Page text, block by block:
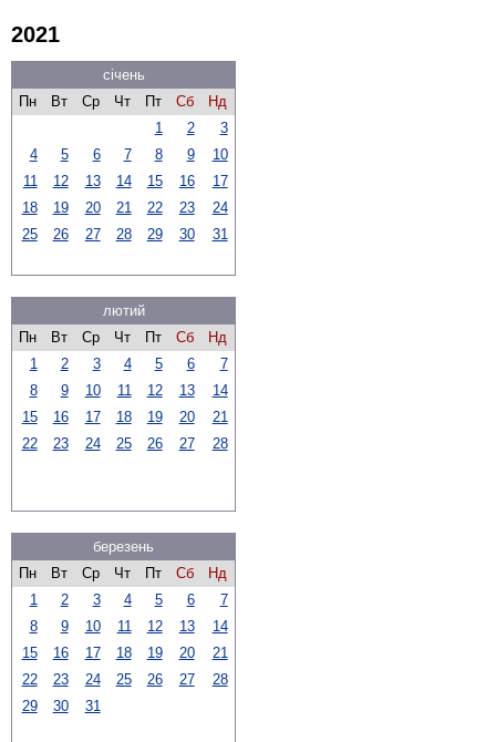
2021
січень
Пн
Вт Ср Чт Пт Сб
Нд
1
2
3
4
5 6 7 8 9
10
11
12 13 14 15 16
17
18
19 20 21 22 23
24
25
26 27 28 29 30 31
лютий
Пн
Вт Ср Чт Пт Сб
Нд
1
2 3 4 5 6
7
8
9 10 11 12 13
14
15
16 17 18 19 20
21
22
23 24 25 26 27 28
березень
Пн
Вт Ср Чт Пт Сб
Нд
1
2 3 4 5 6
7
8
9 10 11 12 13
14
15
16 17 18 19 20
21
22
23 24 25 26 27
28
29
30 31